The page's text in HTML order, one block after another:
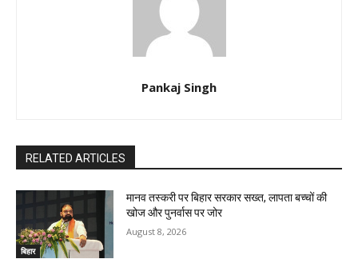
Pankaj Singh
RELATED ARTICLES
बिहार
मानव तस्करी पर बिहार सरकार सख्त, लापता बच्चों की
खोज और पुनर्वास पर जोर
August 8, 2026